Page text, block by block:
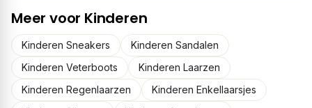
Meer voor Kinderen
Kinderen Sneakers
Kinderen Sandalen
Kinderen Veterboots
Kinderen Laarzen
Kinderen Regenlaarzen
Kinderen Enkellaarsjes